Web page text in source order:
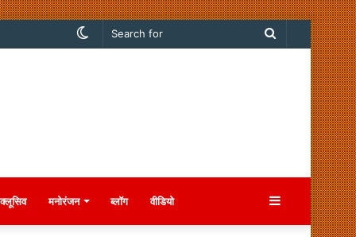
Search
Switch
मनोरंजन ब्लॉग वीडियो Sidebar